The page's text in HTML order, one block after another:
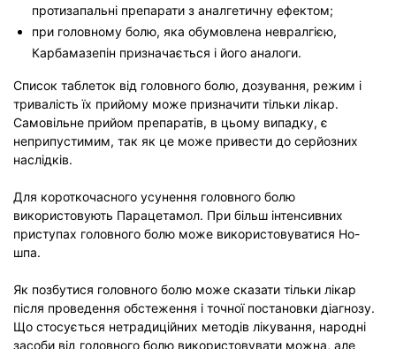
протизапальні препарати з аналгетичну ефектом;
при головному болю, яка обумовлена невралгією,
Карбамазепін призначається і його аналоги.
Список таблеток від головного болю, дозування, режим і
тривалість їх прийому може призначити тільки лікар.
Самовільне прийом препаратів, в цьому випадку, є
неприпустимим, так як це може привести до серйозних
наслідків.
Для короткочасного усунення головного болю
використовують Парацетамол. При більш інтенсивних
приступах головного болю може використовуватися Но-
шпа.
Як позбутися головного болю може сказати тільки лікар
після проведення обстеження і точної постановки діагнозу.
Що стосується нетрадиційних методів лікування, народні
засоби від головного болю використовувати можна, але